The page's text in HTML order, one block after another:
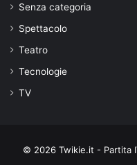
Senza categoria
Spettacolo
Teatro
Tecnologie
TV
© 2026 Twikie.it - Partita